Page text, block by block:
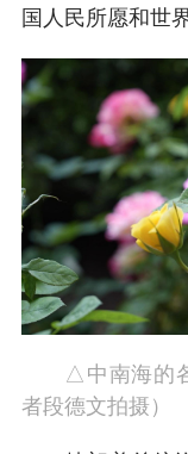
国人民所愿和世
△中南海的
者段德文拍摄）